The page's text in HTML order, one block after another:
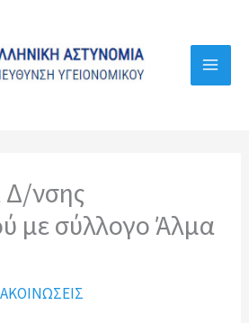
Δ/νσης
με σύλλογο Άλμα